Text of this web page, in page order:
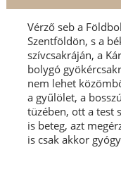
Vérző seb a
Szentföldön, s a
szívcsakráján, a
bolygó
nem lehet
a gyűlölet, a
tüzében, ott a test
is beteg, azt
is csak akkor